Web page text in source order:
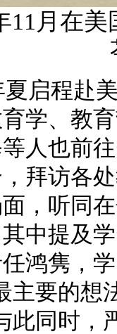
11月在
夏启程赴
学、教
人也前
拜访各
，听同
中提及
鸿隽，
主要的想
此同时，